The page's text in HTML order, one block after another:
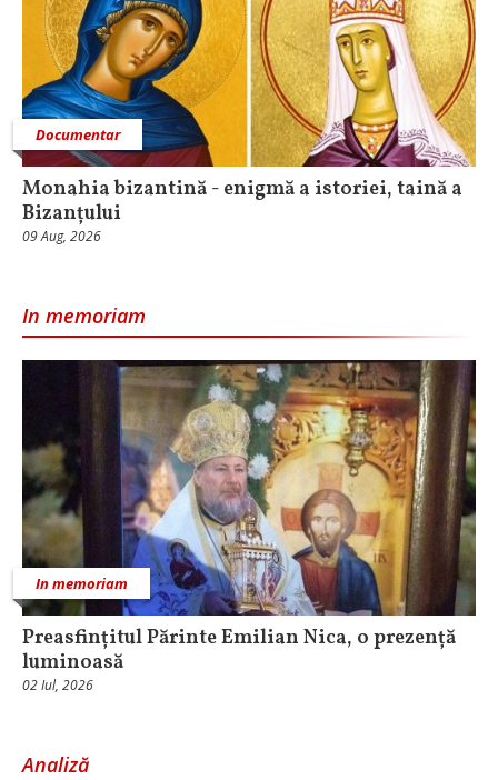
Documentar
Monahia bizantină - enigmă a istoriei, taină a
Bizanțului
09 Aug, 2026
In memoriam
In memoriam
Preasfințitul Părinte Emilian Nica, o prezență
luminoasă
02 Iul, 2026
Analiză